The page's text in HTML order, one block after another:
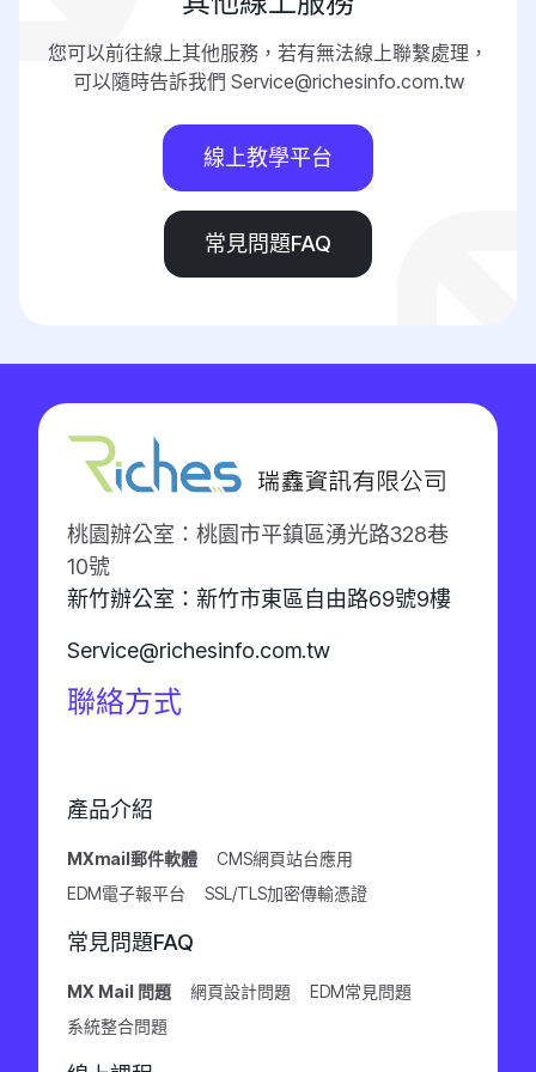
您可以前往線上其他服務，若有無法線上聯繫處理，
可以隨時告訴我們 Service@richesinfo.com.tw
線上教學平台
常見問題FAQ
桃園辦公室：桃園市平鎮區湧光路328巷
10號
新竹辦公室：新竹市東區自由路69號9樓
Service@richesinfo.com.tw
聯絡方式
產品介紹
MXmail郵件軟體
CMS網頁站台應用
EDM電子報平台
SSL/TLS加密傳輸憑證
常見問題FAQ
MX Mail 問題 網頁設計問題
EDM常見問題
系統整合問題